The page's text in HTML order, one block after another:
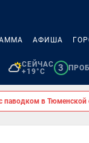
АФИША
СЕЙЧАС
+19°C
3
паводком в Тюменской